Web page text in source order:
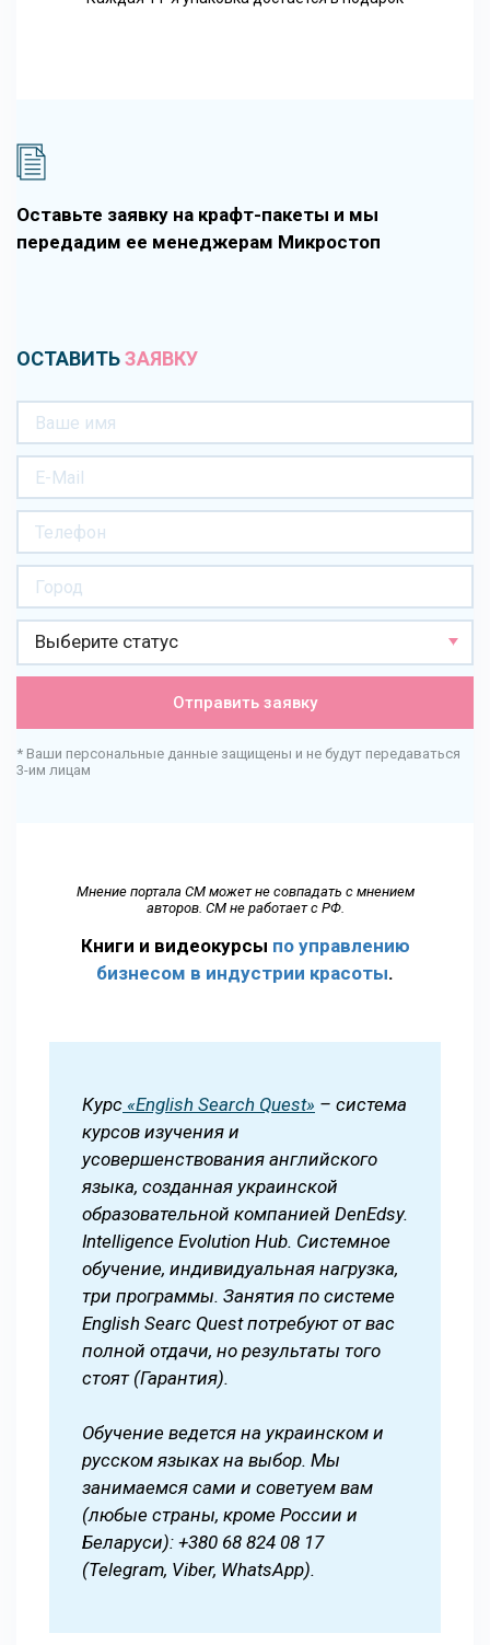
Оставьте заявку на крафт-пакеты и мы
передадим ее менеджерам Микростоп
ОСТАВИТЬЗАЯВКУ
Выберите статус
Отправить заявку
* Ваши персональные данные защищены и не будут передаваться
3-им лицам
Мнение портала СМ может не совпадать с мнением
авторов. СМ не работает с РФ.
Книги и видеокурсы по управлению
бизнесом в индустрии красоты.
Курс «English Search Quest» – система
курсов изучения и
усовершенствования английского
языка, созданная украинской
образовательной компанией DenEdsy.
Intelligence Evolution Hub. Системное
обучение, индивидуальная нагрузка,
три программы. Занятия по системе
English Searc Quest потребуют от вас
полной отдачи, но результаты того
стоят (Гарантия).
Обучение ведется на украинском и
русском языках на выбор. Мы
занимаемся сами и советуем вам
(любые страны, кроме России и
Беларуси): +380 68 824 08 17
(Telegram, Viber, WhatsApp).